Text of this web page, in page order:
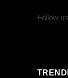
Follow us